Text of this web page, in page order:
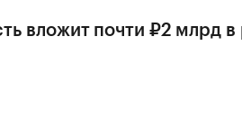
вложит почти ₽2 млрд